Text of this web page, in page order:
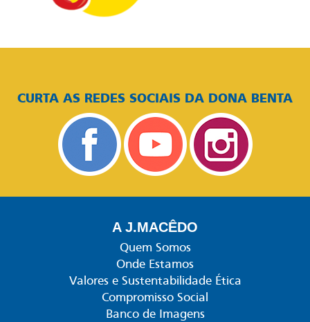
CURTA AS REDES SOCIAIS DA DONA BENTA
A J.MACÊDO
Quem Somos
Onde Estamos
Valores e Sustentabilidade Ética
Compromisso Social
Banco de Imagens